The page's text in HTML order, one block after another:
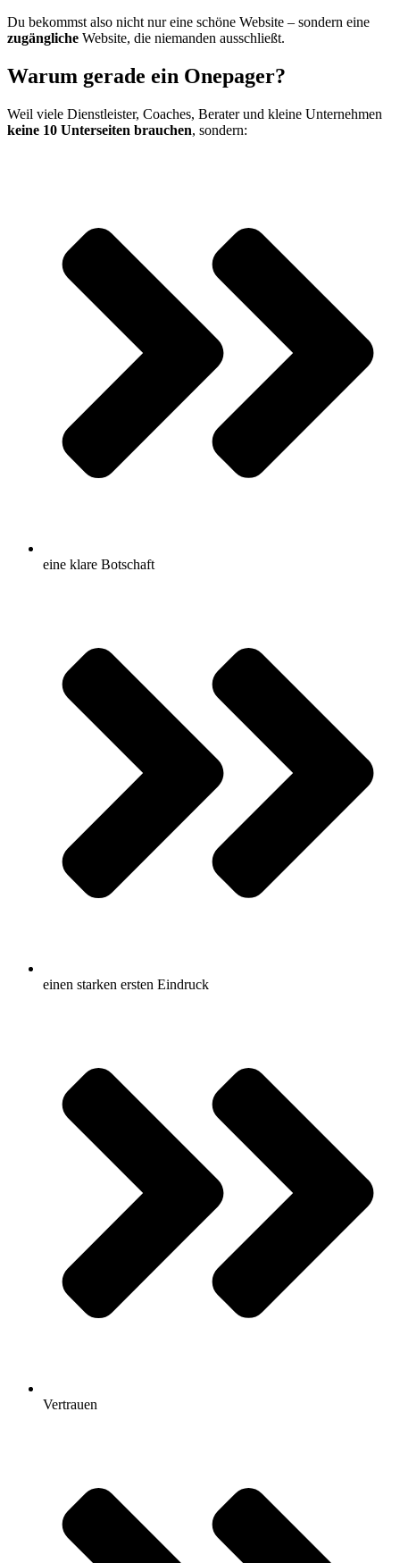
Du bekommst also nicht nur eine schöne Website – sondern eine
zugängliche Website, die niemanden ausschließt.
Warum gerade ein Onepager?
Weil viele Dienstleister, Coaches, Berater und kleine Unternehmen
keine 10 Unterseiten brauchen, sondern:
eine klare Botschaft
einen starken ersten Eindruck
Vertrauen